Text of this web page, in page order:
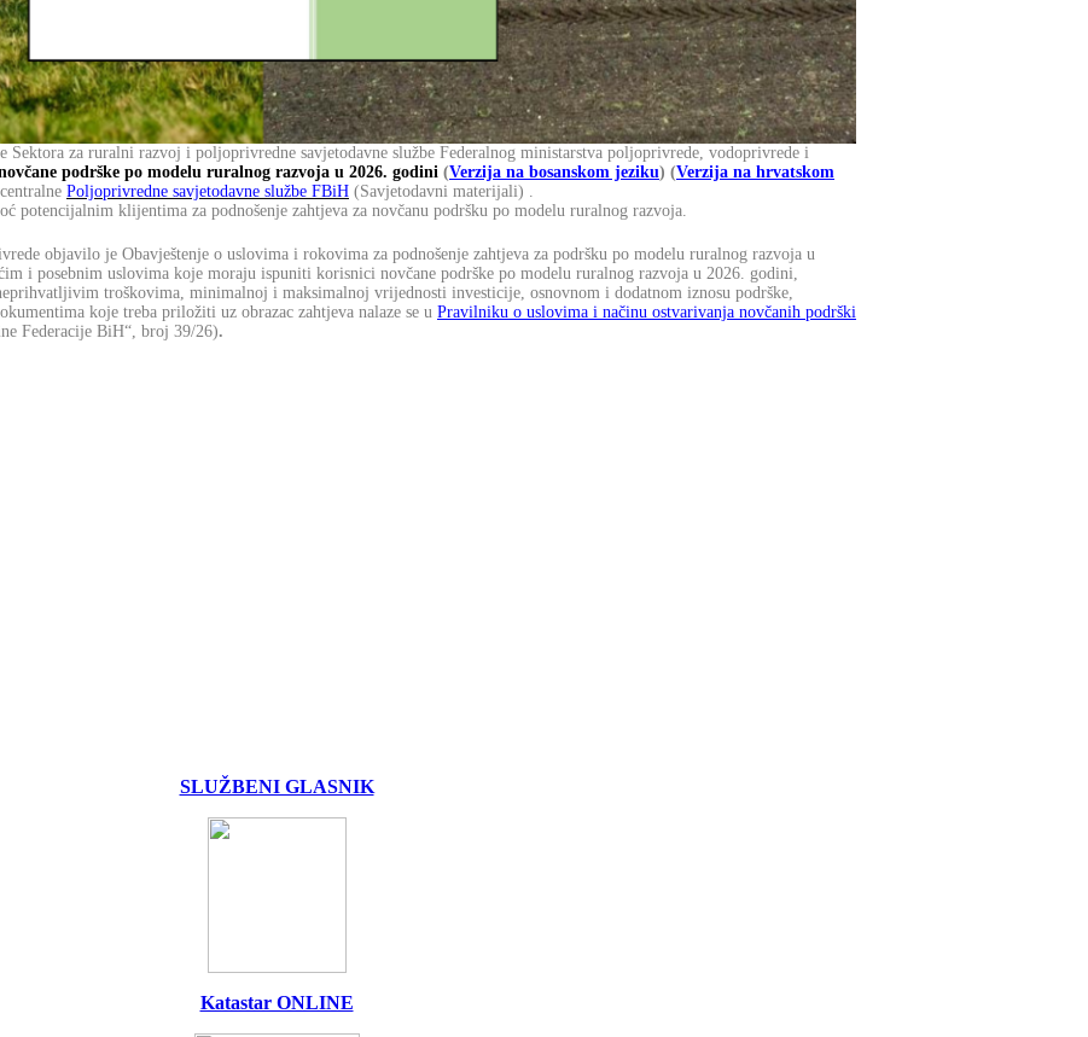
Sektora za ruralni razvoj i poljoprivredne savjetodavne službe Federalnog ministarstva poljoprivrede, vodoprivrede i
podrške po modelu ruralnog razvoja u 2026. godini (Verzija na bosanskom jeziku) (Verzija na hrvatskom
Poljoprivredne savjetodavne službe FBiH (Savjetodavni materijali) .
potencijalnim klijentima za podnošenje zahtjeva za novčanu podršku po modelu ruralnog razvoja.
objavilo je Obavještenje o uslovima i rokovima za podnošenje zahtjeva za podršku po modelu ruralnog razvoja u
i posebnim uslovima koje moraju ispuniti korisnici novčane podrške po modelu ruralnog razvoja u 2026. godini,
troškovima, minimalnoj i maksimalnoj vrijednosti investicije, osnovnom i dodatnom iznosu podrške,
koje treba priložiti uz obrazac zahtjeva nalaze se u Pravilniku o uslovima i načinu ostvarivanja novčanih podrški
Federacije BiH“, broj 39/26).
SLUŽBENI GLASNIK
Katastar ONLINE